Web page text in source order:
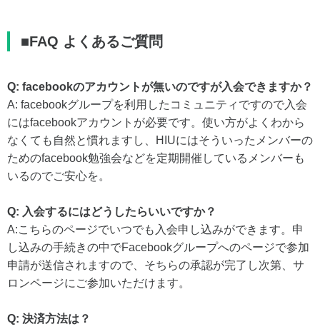
■FAQ よくあるご質問
Q: facebookのアカウントが無いのですが入会できますか？
A: facebookグループを利用したコミュニティですので入会
にはfacebookアカウントが必要です。使い方がよくわから
なくても自然と慣れますし、HIUにはそういったメンバーの
ためのfacebook勉強会などを定期開催しているメンバーも
いるのでご安心を。
Q: 入会するにはどうしたらいいですか？
A:こちらのページでいつでも入会申し込みができます。申
し込みの手続きの中でFacebookグループへのページで参加
申請が送信されますので、そちらの承認が完了し次第、サ
ロンページにご参加いただけます。
Q: 決済方法は？